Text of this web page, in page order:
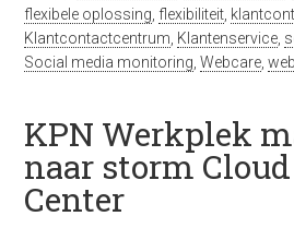
flexibele oplossing flexibiliteit
Klantcontactcentrum Klantenservice
Social media monitoring ,Webcare ,
KPN Werkplek
naar storm
Center